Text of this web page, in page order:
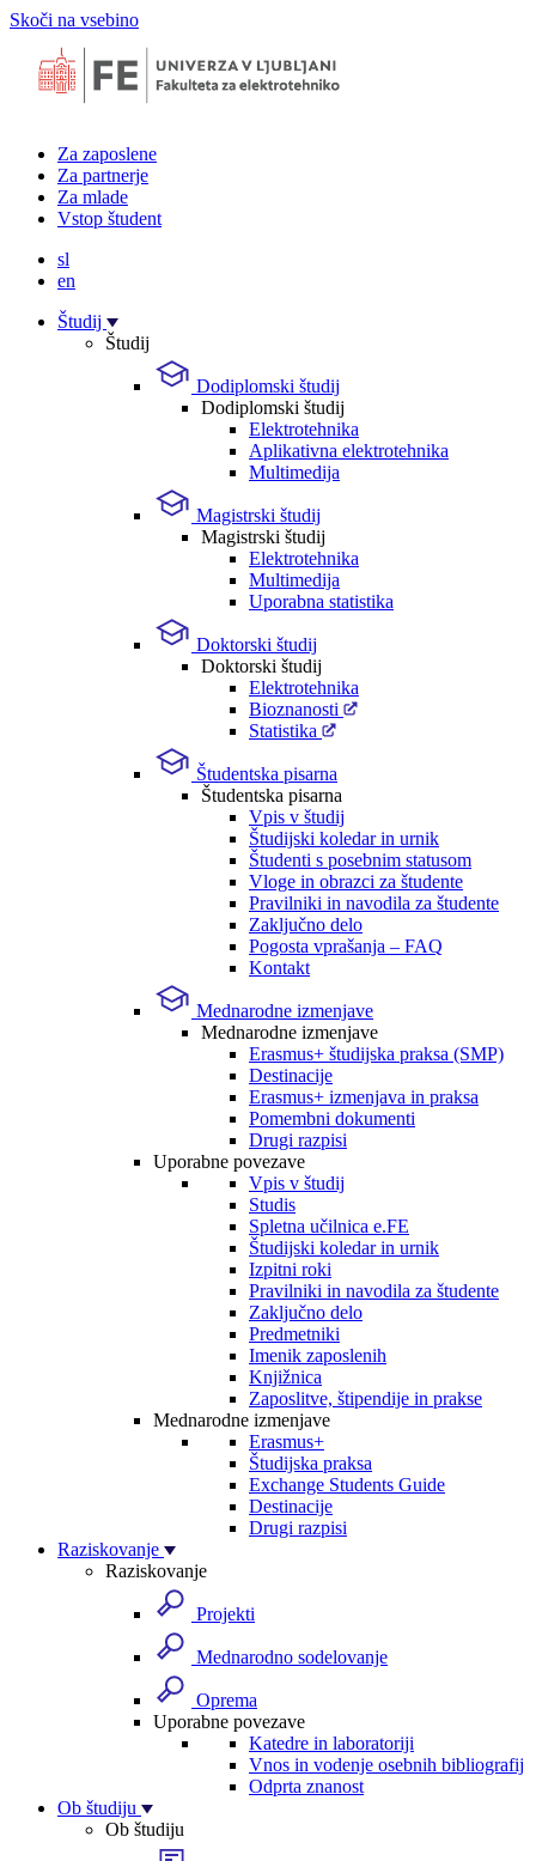
Skoči na vsebino
Za zaposlene
Za partnerje
Za mlade
Vstop študent
sl
en
Študij
Študij
Dodiplomski študij
Dodiplomski študij
Elektrotehnika
Aplikativna elektrotehnika
Multimedija
Magistrski študij
Magistrski študij
Elektrotehnika
Multimedija
Uporabna statistika
Doktorski študij
Doktorski študij
Elektrotehnika
Bioznanosti
Statistika
Študentska pisarna
Študentska pisarna
Vpis v študij
Študijski koledar in urnik
Študenti s posebnim statusom
Vloge in obrazci za študente
Pravilniki in navodila za študente
Zaključno delo
Pogosta vprašanja – FAQ
Kontakt
Mednarodne izmenjave
Mednarodne izmenjave
Erasmus+ študijska praksa (SMP)
Destinacije
Erasmus+ izmenjava in praksa
Pomembni dokumenti
Drugi razpisi
Uporabne povezave
Vpis v študij
Studis
Spletna učilnica e.FE
Študijski koledar in urnik
Izpitni roki
Pravilniki in navodila za študente
Zaključno delo
Predmetniki
Imenik zaposlenih
Knjižnica
Zaposlitve, štipendije in prakse
Mednarodne izmenjave
Erasmus+
Študijska praksa
Exchange Students Guide
Destinacije
Drugi razpisi
Raziskovanje
Raziskovanje
Projekti
Mednarodno sodelovanje
Oprema
Uporabne povezave
Katedre in laboratoriji
Vnos in vodenje osebnih bibliografij
Odprta znanost
Ob študiju
Ob študiju